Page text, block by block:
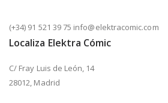
(+34) 91 521 39 75 info@elektracomic.com
Localiza Elektra Cómic
C/ Fray Luis de León, 14
28012, Madrid